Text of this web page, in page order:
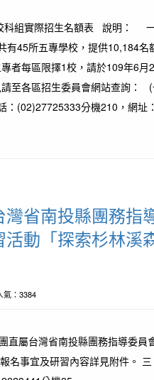
科組實際招生名額表 說明：
有45所五專學校，提供10,184名
者每區限擇1校，請於109年6月
至各區招生委員會網站查詢：
：(02)27725333分機210，網址
省南投縣團務指
動「探索杉林溪
氣：3384
屬台灣省南投縣團務指導委員
名事宜及研習內容詳見附件。